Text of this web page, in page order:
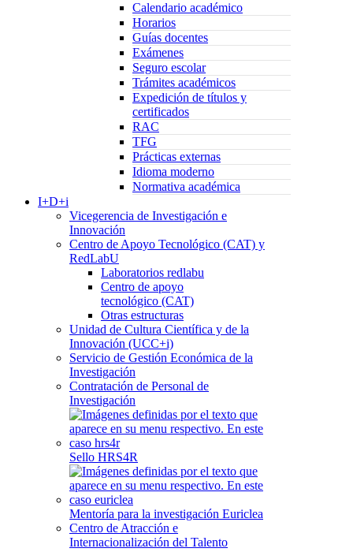
Calendario académico
Horarios
Guías docentes
Exámenes
Seguro escolar
Trámites académicos
Expedición de títulos y
certificados
RAC
TFG
Prácticas externas
Idioma moderno
Normativa académica
I+D+i
Vicegerencia de Investigación e
Innovación
Centro de Apoyo Tecnológico (CAT) y
RedLabU
Laboratorios redlabu
Centro de apoyo
tecnológico (CAT)
Otras estructuras
Unidad de Cultura Científica y de la
Innovación (UCC+i)
Servicio de Gestión Económica de la
Investigación
Contratación de Personal de
Investigación
Sello HRS4R
Mentoría para la investigación Euriclea
Centro de Atracción e
Internacionalización del Talento